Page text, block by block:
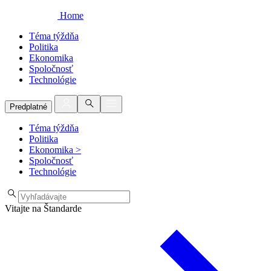
Home
Téma týždňa
Politika
Ekonomika
Spoločnosť
Technológie
Predplatné
Téma týždňa
Politika
Ekonomika >
Spoločnosť
Technológie
Vitajte na Štandarde